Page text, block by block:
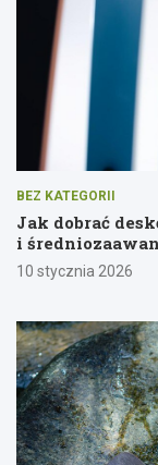
BEZ KATEGORII
Jak dobrać
i
10 stycznia 2026